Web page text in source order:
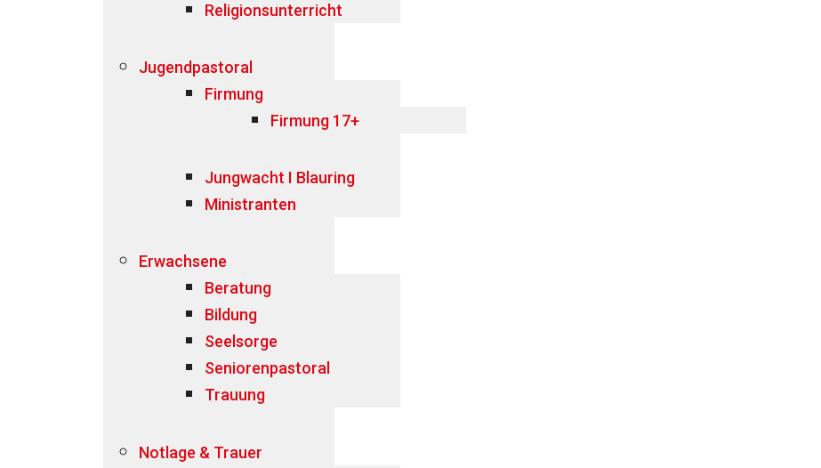
Religionsunterricht
Jugendpastoral
Firmung
Firmung 17+
Jungwacht I Blauring
Ministranten
Erwachsene
Beratung
Bildung
Seelsorge
Seniorenpastoral
Trauung
Notlage & Trauer